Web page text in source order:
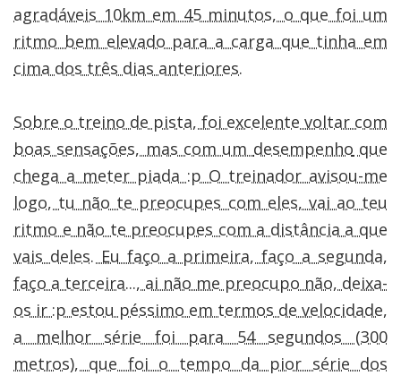
agradáveis 10km em 45 minutos, o que foi um
ritmo bem elevado para a carga que tinha em
cima dos três dias anteriores.
Sobre o treino de pista, foi excelente voltar com
boas sensações, mas com um desempenho que
chega a meter piada :p O treinador avisou-me
logo, tu não te preocupes com eles, vai ao teu
ritmo e não te preocupes com a distância a que
vais deles. Eu faço a primeira, faço a segunda,
faço a terceira..., ai não me preocupo não, deixa-
os ir :p estou péssimo em termos de velocidade,
a melhor série foi para 54 segundos (300
metros), que foi o tempo da pior série dos